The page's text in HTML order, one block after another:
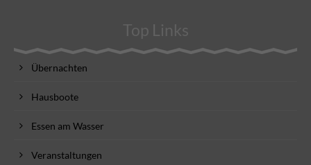
Top Links
Übernachten
Hausboote
Essen am Wasser
Veranstaltungen